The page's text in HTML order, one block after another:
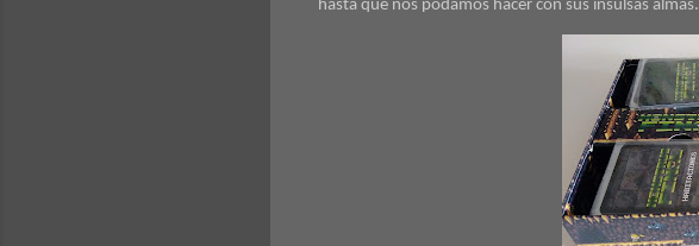
hasta que nos podamos hacer con sus insulsas almas.